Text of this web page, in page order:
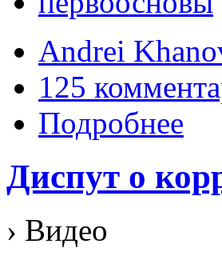
Andrei
125
Подробнее
Диспут о
› Видео